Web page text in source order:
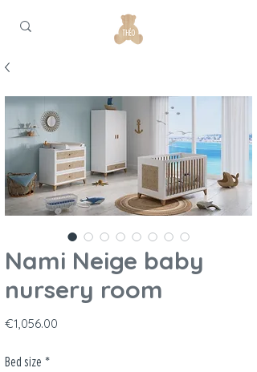
Nami Neige baby
nursery room
€1,056.00
Bed size *